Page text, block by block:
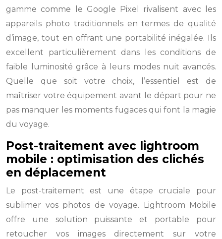
gamme comme le Google Pixel rivalisent avec les
appareils photo traditionnels en termes de qualité
d’image, tout en offrant une portabilité inégalée. Ils
excellent particulièrement dans les conditions de
faible luminosité grâce à leurs modes nuit avancés.
Quelle que soit votre choix, l’essentiel est de
maîtriser votre équipement avant le départ pour ne
pas manquer les moments fugaces qui font la magie
du voyage.
Post-traitement avec lightroom
mobile : optimisation des clichés
en déplacement
Le post-traitement est une étape cruciale pour
sublimer vos photos de voyage. Lightroom Mobile
offre une solution puissante et portable pour
retoucher vos images directement sur votre